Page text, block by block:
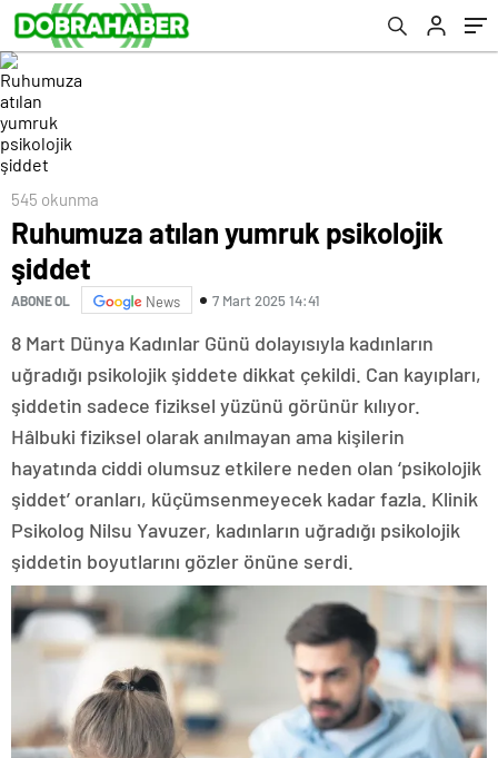
545 okunma
Ruhumuza atılan yumruk psikolojik
şiddet
ABONE OL News 7 Mart 2025 14:41
8 Mart Dünya Kadınlar Günü dolayısıyla kadınların
uğradığı psikolojik şiddete dikkat çekildi. Can kayıpları,
şiddetin sadece fiziksel yüzünü görünür kılıyor.
Hâlbuki fiziksel olarak anılmayan ama kişilerin
hayatında ciddi olumsuz etkilere neden olan ‘psikolojik
şiddet’ oranları, küçümsenmeyecek kadar fazla. Klinik
Psikolog Nilsu Yavuzer, kadınların uğradığı psikolojik
şiddetin boyutlarını gözler önüne serdi.